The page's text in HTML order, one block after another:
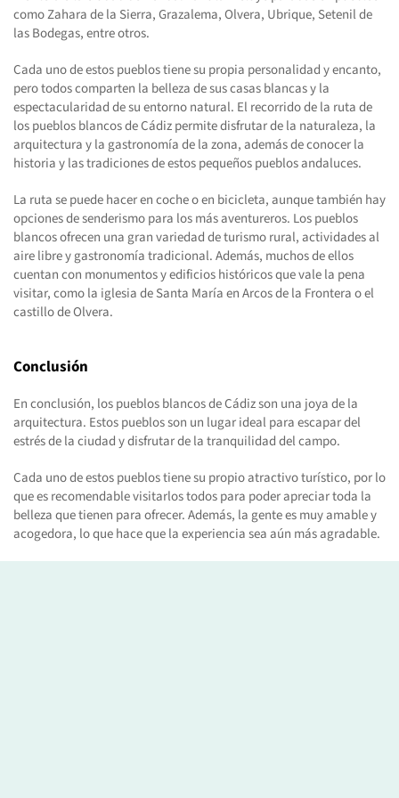
como Zahara de la Sierra, Grazalema, Olvera, Ubrique, Setenil de
las Bodegas, entre otros.
Cada uno de estos pueblos tiene su propia personalidad y encanto,
pero todos comparten la belleza de sus casas blancas y la
espectacularidad de su entorno natural. El recorrido de la ruta de
los pueblos blancos de Cádiz permite disfrutar de la naturaleza, la
arquitectura y la gastronomía de la zona, además de conocer la
historia y las tradiciones de estos pequeños pueblos andaluces.
La ruta se puede hacer en coche o en bicicleta, aunque también hay
opciones de senderismo para los más aventureros. Los pueblos
blancos ofrecen una gran variedad de turismo rural, actividades al
aire libre y gastronomía tradicional. Además, muchos de ellos
cuentan con monumentos y edificios históricos que vale la pena
visitar, como la iglesia de Santa María en Arcos de la Frontera o el
castillo de Olvera.
Conclusión
En conclusión, los pueblos blancos de Cádiz son una joya de la
arquitectura. Estos pueblos son un lugar ideal para escapar del
estrés de la ciudad y disfrutar de la tranquilidad del campo.
Cada uno de estos pueblos tiene su propio atractivo turístico, por lo
que es recomendable visitarlos todos para poder apreciar toda la
belleza que tienen para ofrecer. Además, la gente es muy amable y
acogedora, lo que hace que la experiencia sea aún más agradable.